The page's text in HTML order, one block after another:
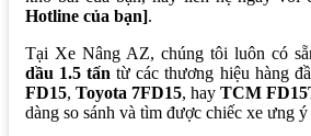
Hotline của bạn].
Tại Xe Nâng AZ, chúng tôi luôn có
dầu 1.5 tấn từ các thương hiệu hàng
FD15,Toyota 7FD15, hayTCM
dàng so sánh và tìm được chiếc xe ưng ý